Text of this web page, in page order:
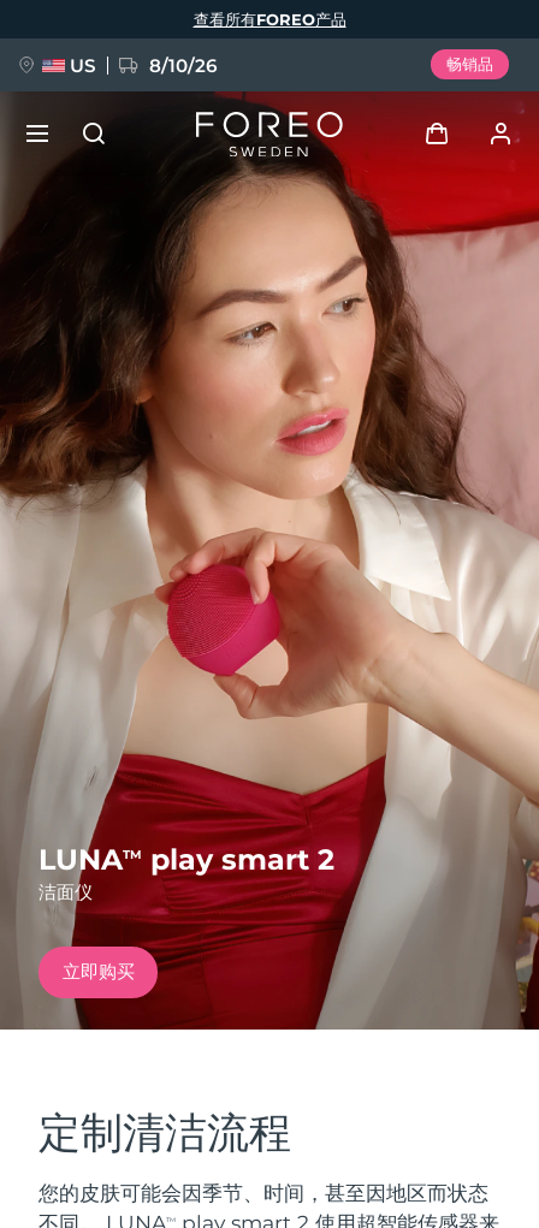
LUNATM play smart 2
洁面仪
立即购买
定制清洁流程
您的皮肤可能会因季节、时间，甚至因地区而状态
不同。 LUNATM
play smart 2 使用超智能传感器来
查看所有FOREO产品
US 8/10/26 畅销品
登录
我的设备
我的订单
我的地址
我的订阅
FAQ™ Pure Beauty-Tech Elixir
BREAKING NEWS
issa™ Teeth Whitening Set
FAQ™ Dual LED Panel
热门产品
特别优惠 畅销产品
红光疗法
面部清洁 紧致提拉
语言
English Deutsch
Español
Français
Português
Polski
Svenska
Русский
Türkçe
简体中文 繁體中文
发货国家
美国 预计送达日期10/08/2026
英国 预计送达日期 09/08/2026
西班牙 09/08/2026
澳大利亚 预计送达日期 12/08/2026
预计送达日期
德国 预计送达日期
加拿大 预计送达日期
奥地利